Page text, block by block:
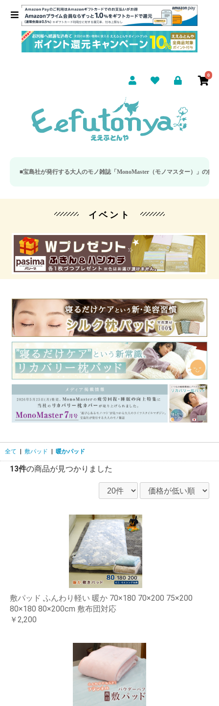
0
が発行する大人のモノ雑誌「MonoMaster（モノマスター）」の疲労回復・睡眠
イベント
全て 敷パッド 暖かパッド
13件の商品が見つかりました
敷パッド ふんわり軽い 暖か 70×180 70×200 75×200
80×180 80×200cm 敷布団対応
￥2,200